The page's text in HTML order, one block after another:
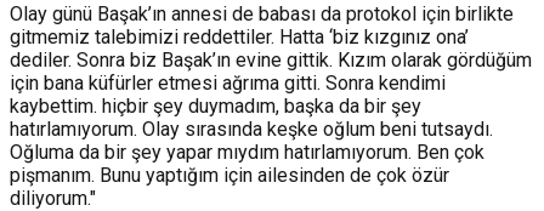
Olay günü Başak’ın annesi de babası da protokol için birlikte
gitmemiz talebimizi reddettiler. Hatta ‘biz kızgınız ona’
dediler. Sonra biz Başak’ın evine gittik. Kızım olarak gördüğüm
için bana küfürler etmesi ağrıma gitti. Sonra kendimi
kaybettim. hiçbir şey duymadım, başka da bir şey
hatırlamıyorum. Olay sırasında keşke oğlum beni tutsaydı.
Oğluma da bir şey yapar mıydım hatırlamıyorum. Ben çok
pişmanım. Bunu yaptığım için ailesinden de çok özür
diliyorum."